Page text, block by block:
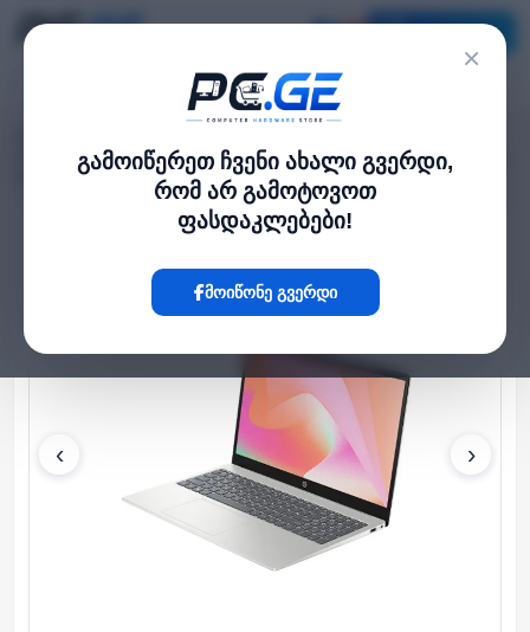
×
გამოიწერეთ ჩვენი ახალი გვერდი,
რომ არ გამოტოვოთ
ფასდაკლებები!
მოიწონე გვერდი
HP 15 15.6" FHD Ryzen 5-7520U 8GB 512GB SSD Integrated AMD Graphics
Natural Silver
‹ ›